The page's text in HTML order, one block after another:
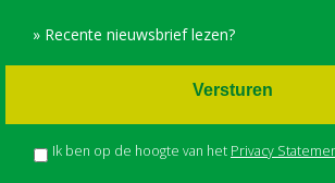
» Recente nieuwsbrief lezen?
Ik ben op de hoogte van het Privacy
Versturen